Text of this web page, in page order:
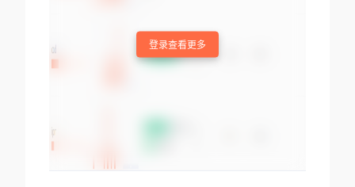
登录查看更多